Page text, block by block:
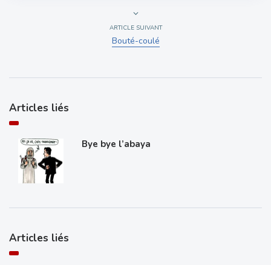
ARTICLE SUIVANT
Bouté-coulé
Articles liés
Bye bye l’abaya
Articles liés